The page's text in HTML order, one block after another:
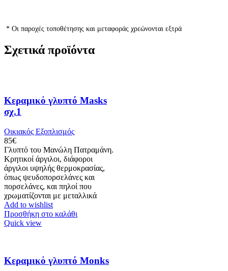
* Οι παροχές τοποθέτησης και μεταφοράς χρεώνονται εξτρά
Σχετικά προϊόντα
Κεραμικὀ γλυπτό Masks
σχ.1
Οικιακός Εξοπλισμός
85€
Γλυπτὀ του Μανώλη Πατραμάνη.
Κρητικοί άργιλοι, διάφοροι
άργιλοι υψηλής θερμοκρασίας,
όπως ψευδοπορσελάνες και
πορσελάνες, και πηλοί που
χρωματίζονται με μεταλλικά
Add to wishlist
Προσθήκη στο καλάθι
Quick view
Κεραμικὀ γλυπτό Monks